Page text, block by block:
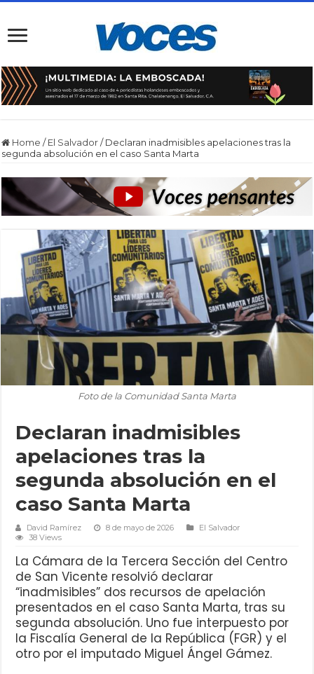
Home / El Salvador / Declaran inadmisibles apelaciones tras la
segunda absolución en el caso Santa Marta
Foto de la Comunidad Santa Marta
Declaran inadmisibles
apelaciones tras la
segunda absolución en el
caso Santa Marta
David Ramírez 8 de mayo de 2026
El Salvador
38 Views
La Cámara de la Tercera Sección del Centro
de San Vicente resolvió declarar
“inadmisibles” dos recursos de apelación
presentados en el caso Santa Marta, tras su
segunda absolución. Uno fue interpuesto por
la Fiscalía General de la República (FGR) y el
otro por el imputado Miguel Ángel Gámez.